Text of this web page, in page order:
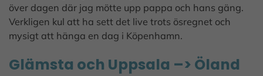
över dagen där jag mötte upp pappa och hans gäng.
Verkligen kul att ha sett det live trots ösregnet och
mysigt att hänga en dag i Köpenhamn.
Glämsta och Uppsala –> Öland